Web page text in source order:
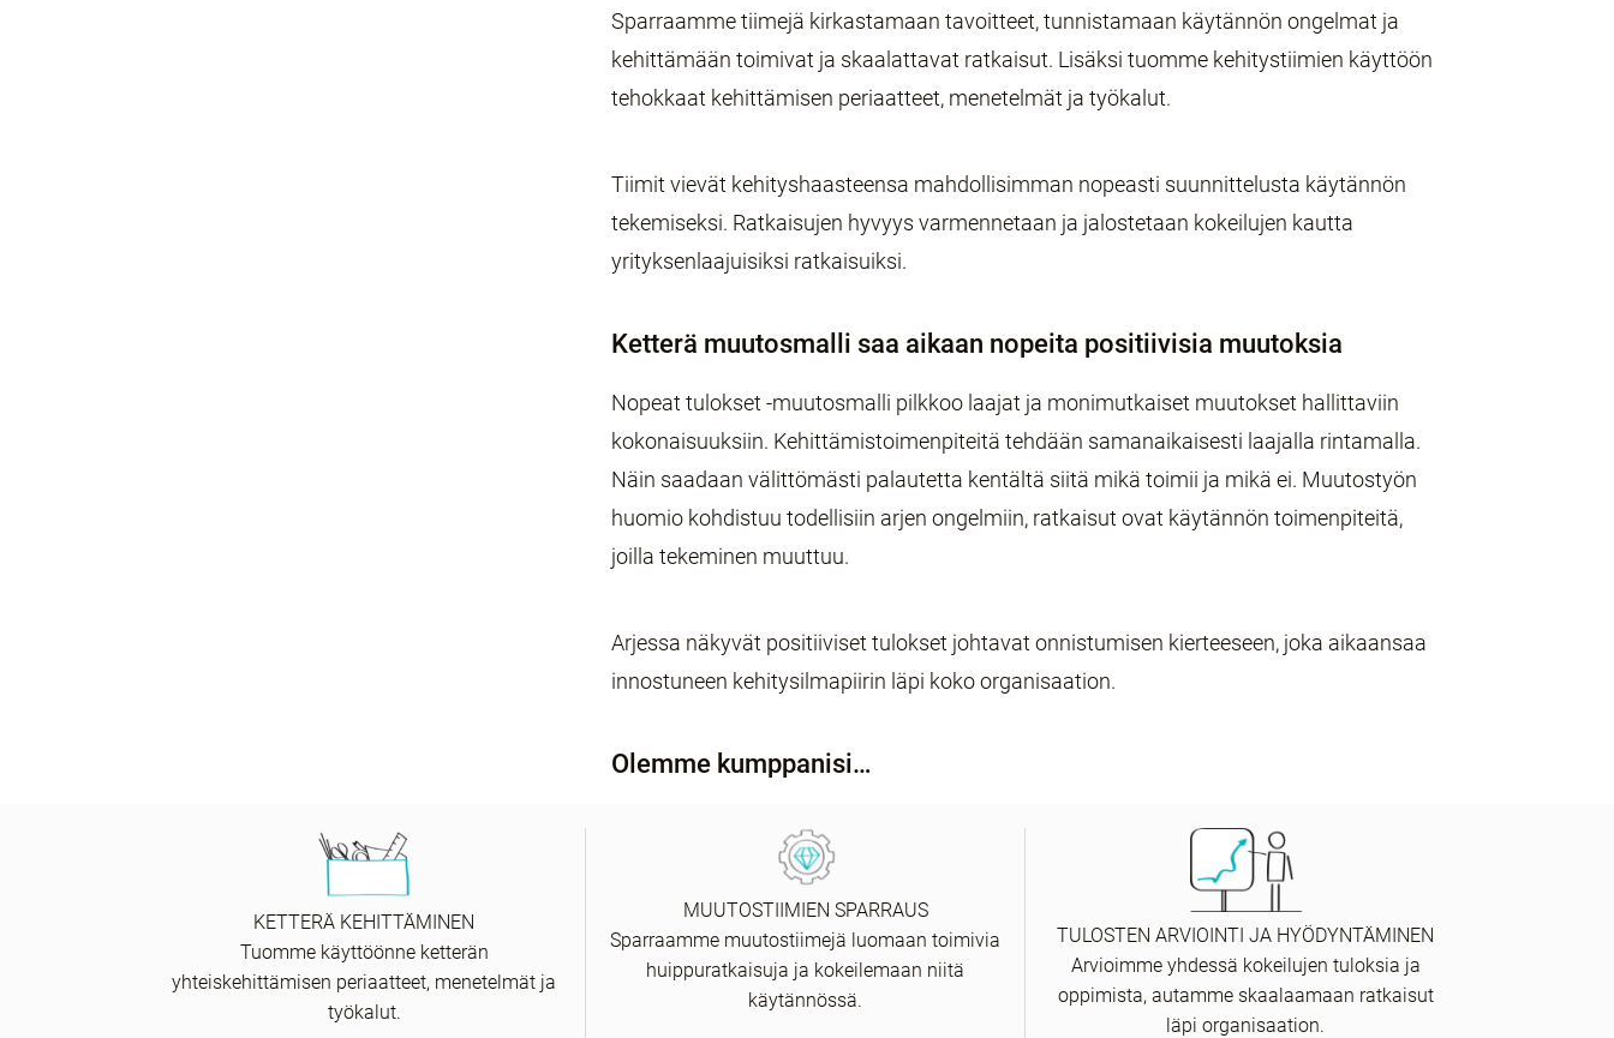
Sparraamme tiimejä kirkastamaan tavoitteet, tunnistamaan käytännön ongelmat ja
kehittämään toimivat ja skaalattavat ratkaisut. Lisäksi tuomme kehitystiimien käyttöön
tehokkaat kehittämisen periaatteet, menetelmät ja työkalut.
Tiimit vievät kehityshaasteensa mahdollisimman nopeasti suunnittelusta käytännön
tekemiseksi. Ratkaisujen hyvyys varmennetaan ja jalostetaan kokeilujen kautta
yrityksenlaajuisiksi ratkaisuiksi.
Ketterä muutosmalli saa aikaan nopeita positiivisia muutoksia
Nopeat tulokset -muutosmalli pilkkoo laajat ja monimutkaiset muutokset hallittaviin
kokonaisuuksiin. Kehittämistoimenpiteitä tehdään samanaikaisesti laajalla rintamalla.
Näin saadaan välittömästi palautetta kentältä siitä mikä toimii ja mikä ei. Muutostyön
huomio kohdistuu todellisiin arjen ongelmiin, ratkaisut ovat käytännön toimenpiteitä,
joilla tekeminen muuttuu.
Arjessa näkyvät positiiviset tulokset johtavat onnistumisen kierteeseen, joka aikaansaa
innostuneen kehitysilmapiirin läpi koko organisaation.
Olemme kumppanisi…
KETTERÄ KEHITTÄMINEN
Tuomme käyttöönne ketterän
yhteiskehittämisen periaatteet, menetelmät ja
työkalut.
MUUTOSTIIMIEN SPARRAUS
Sparraamme muutostiimejä luomaan toimivia
huippuratkaisuja ja kokeilemaan niitä
käytännössä.
TULOSTEN ARVIOINTI JA HYÖDYNTÄMINEN
Arvioimme yhdessä kokeilujen tuloksia ja
oppimista, autamme skaalaamaan ratkaisut
läpi organisaation.